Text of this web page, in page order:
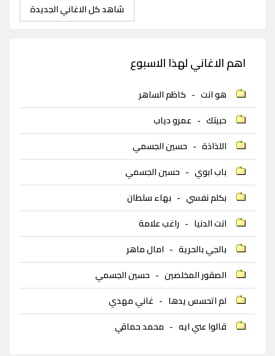
شاهد كل الاغاني الجديدة
اهم الاغاني لهذا الاسبوع
هو انت - كاظم الساهر
حبيتك - عمرو دياب
اللذاذة - حسين الجسمي
باب ابوي - حسين الجسمي
بكلم نفسي - بهاء سلطان
انت الدنيا - راغب علامة
بالجي بالحرية - امال ماهر
الصقور المخلصين - حسين الجسمي
لم اتحسس يدها - غاني مهدي
قالوا عني ايه - محمد حماقي